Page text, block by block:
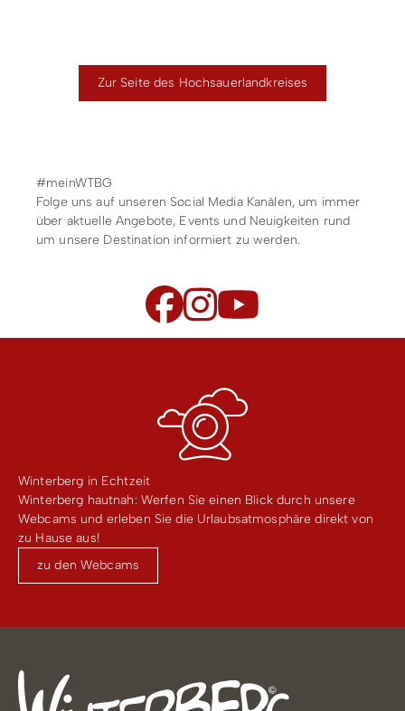
Zur Seite des Hochsauerlandkreises
#meinWTBG
Folge uns auf unseren Social Media Kanälen, um immer
über aktuelle Angebote, Events und Neuigkeiten rund
um unsere Destination informiert zu werden.
Winterberg in Echtzeit
Winterberg hautnah: Werfen Sie einen Blick durch unsere
Webcams und erleben Sie die Urlaubsatmosphäre direkt von
zu Hause aus!
zu den Webcams